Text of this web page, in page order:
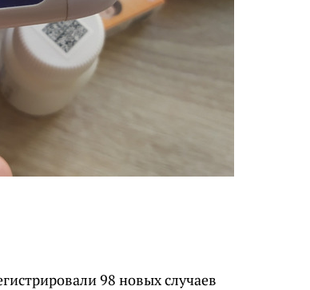
98 новых случаев